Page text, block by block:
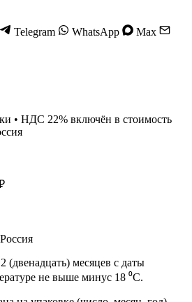
Telegram WhatsApp
Max
• НДС 22% включён в стоимость
Россия
(двенадцать) месяцев с даты
не выше минус 18 ⁰С.